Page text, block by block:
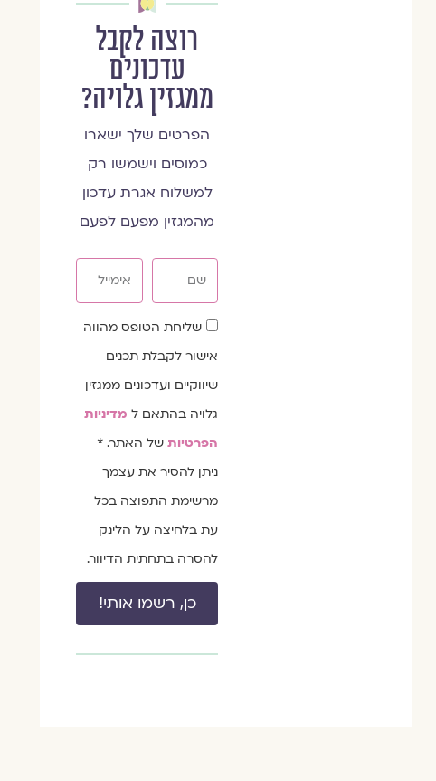
רוצה לקבל
עדכונים
ממגזין גלויה?
הפרטים שלך ישארו
כמוסים וישמשו רק
למשלוח אגרת עדכון
מהמגזין מפעם לפעם
שדהשליחת הטופס מהווה
אישור לקבלת תכנים
שיווקיים ועדכונים ממגזין
גלויה בהתאם למדיניות
הפרטיותשל האתר. *
ניתן להסיר את עצמך
מרשימת התפוצה בכל
עת בלחיצה על הלינק
להסרה בתחתית הדיוור.
כן, רשמו אותי!